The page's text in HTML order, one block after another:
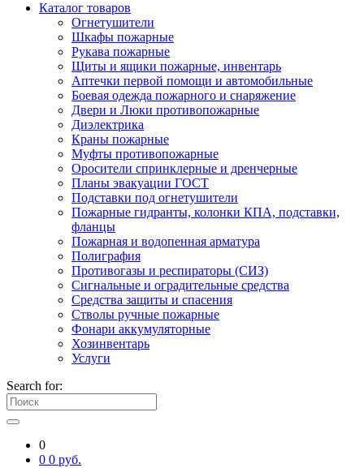
Каталог товаров
Огнетушители
Шкафы пожарные
Рукава пожарные
Щиты и ящики пожарные, инвентарь
Аптечки первой помощи и автомобильные
Боевая одежда пожарного и снаряжение
Двери и Люки противопожарные
Диэлектрика
Краны пожарные
Муфты противопожарные
Оросители спринклерные и дренчерные
Планы эвакуации ГОСТ
Подставки под огнетушители
Пожарные гидранты, колонки КПА, подставки,
фланцы
Пожарная и водопенная арматура
Полиграфия
Противогазы и респираторы (СИЗ)
Сигнальные и оградительные средства
Средства защиты и спасения
Стволы ручные пожарные
Фонари аккумуляторные
Хозинвентарь
Услуги
Search for:
0
0 0 руб.